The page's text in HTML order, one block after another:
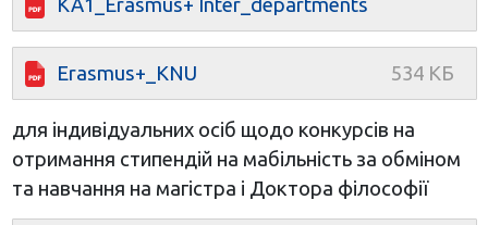
Erasmus+_KNU
для індивідуальних осіб щодо конкурсів на
отримання стипендій на мабільність за обміном
та навчання на магістра і Доктора філософії